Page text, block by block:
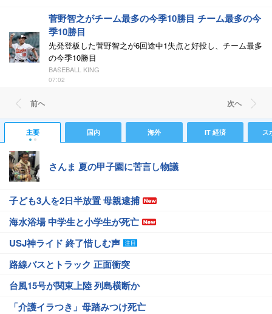
菅野智之がチーム最多の今季10勝目 チーム最多の今
季10勝目
先発登板した菅野智之が6回途中1失点と好投し、チーム最多
の今季10勝目
BASEBALL KING
07:02
前ヘ 次ヘ
主要 国内 海外 IT 経済 ス
さんま 夏の甲子園に苦言し物議
子ども3人を2日半放置 母親逮捕
海水浴場 中学生と小学生が死亡
USJ神ライド 終了惜しむ声
路線バスとトラック 正面衝突
台風15号が関東上陸 列島横断か
「介護イラつき」母踏みつけ死亡